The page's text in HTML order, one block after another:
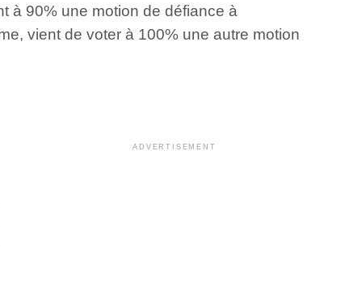
à 90% une motion de défiance à
vient de voter à 100% une autre motion
ADVERTISEMENT